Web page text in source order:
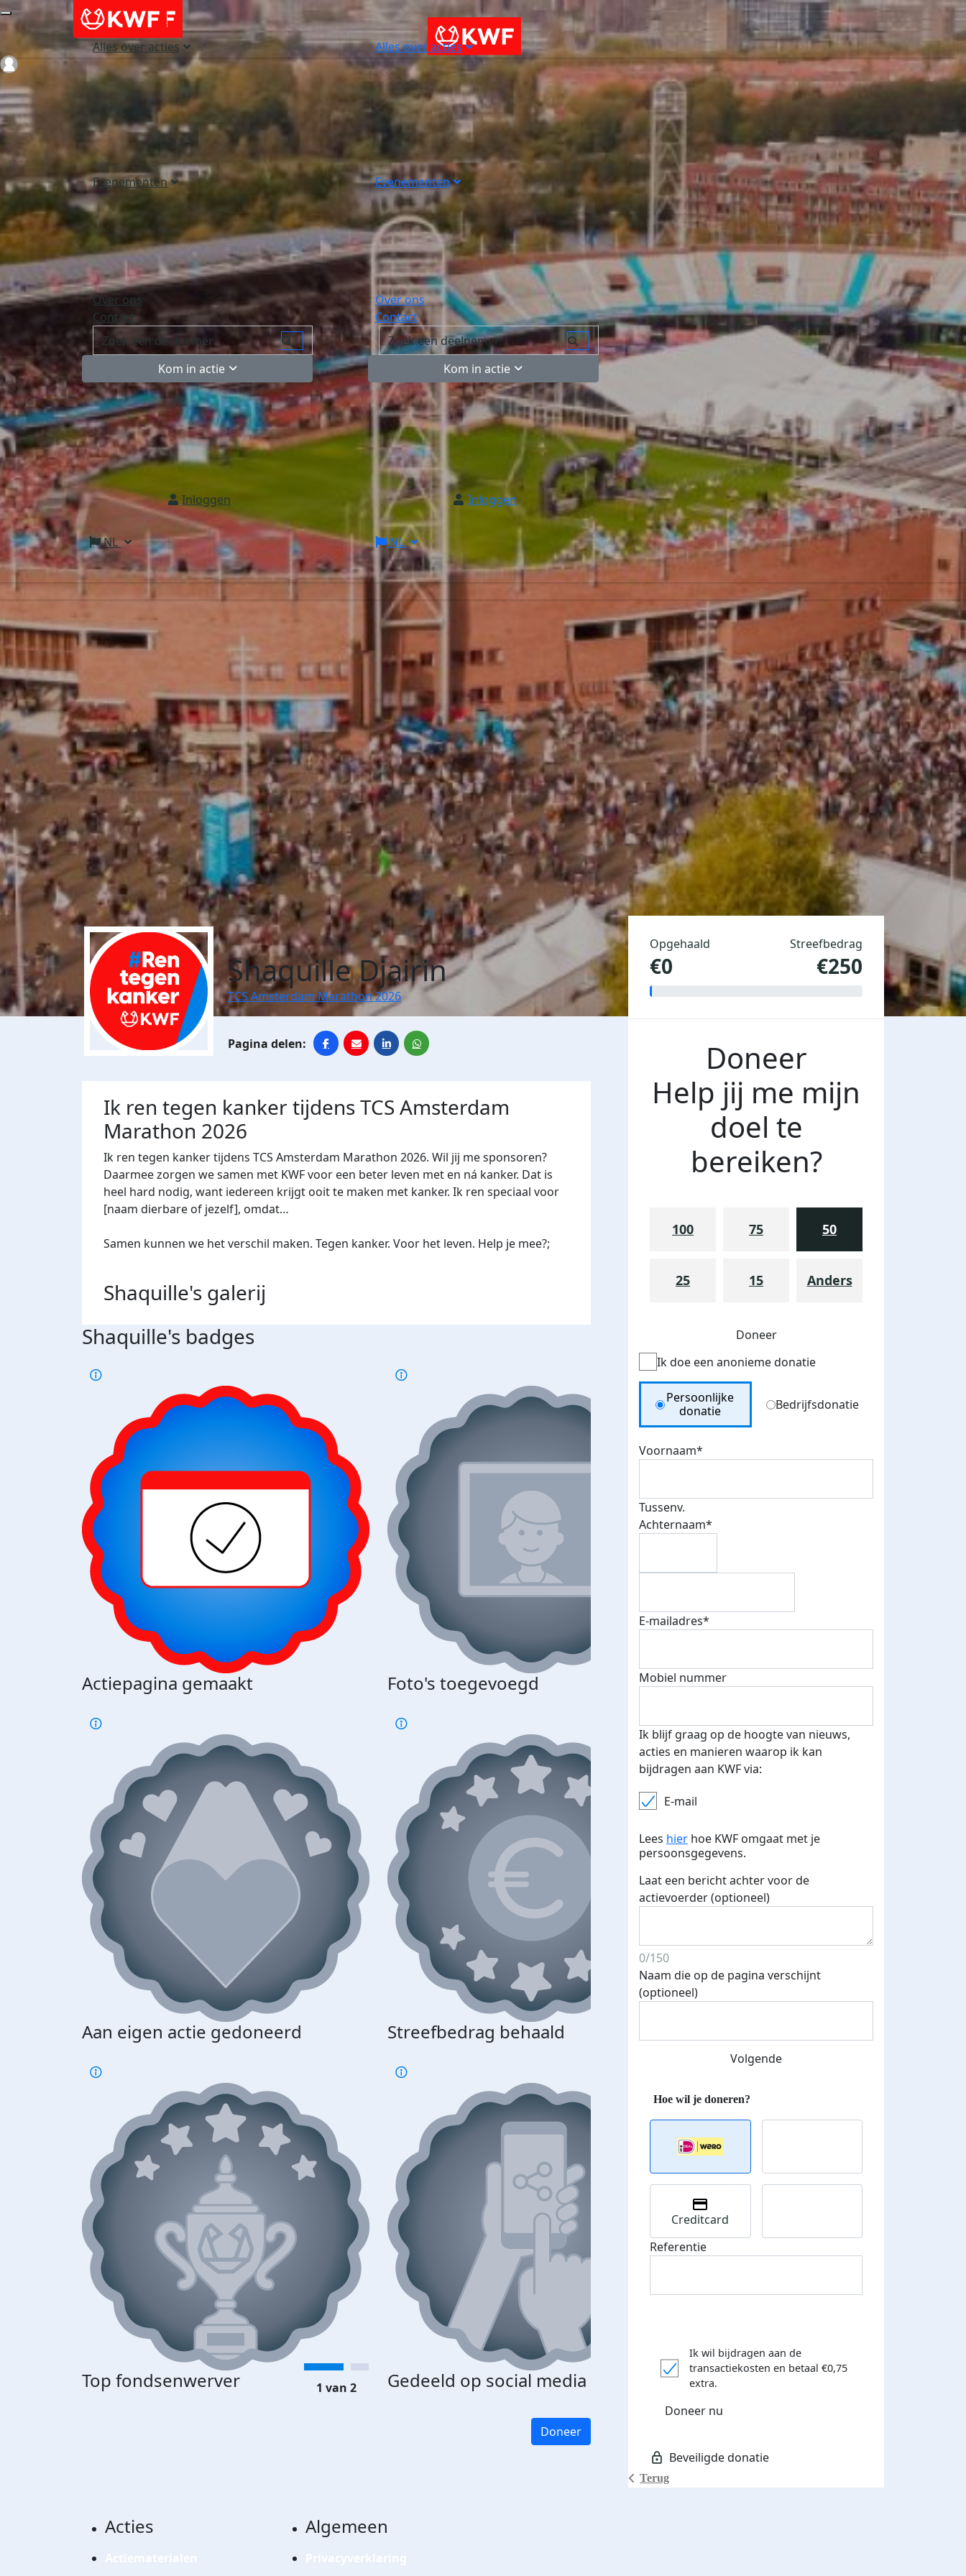
Alles over acties
Evenementen
Over ons
Contact
Kom in actie
Inloggen
NL
Alles over acties
Evenementen
Over ons
Contact
Kom in actie
Inloggen
NL
Login
Shaquille Djairin
TCS Amsterdam Marathon 2026
Ik ren tegen kanker tijdens TCS Amsterdam
Marathon 2026
Ik ren tegen kanker tijdens TCS Amsterdam Marathon 2026. Wil jij me sponsoren?
Daarmee zorgen we samen met KWF voor een beter leven met en ná kanker. Dat is
heel hard nodig, want iedereen krijgt ooit te maken met kanker. Ik ren speciaal voor
[naam dierbare of jezelf], omdat…
Samen kunnen we het verschil maken. Tegen kanker. Voor het leven. Help je mee?;
Shaquille's galerij
Shaquille's badges
Actiepagina gemaakt Foto's toegevoegd E-mails verstuurd
Aan eigen actie gedoneerd Streefbedrag behaald
Top fondsenwerver Gedeeld op social media Donateurs bedankt
€500 euro opgehaald: t-shirt
1 van 2
Doneer
Opgehaald
€0
Streefbedrag
€250
Doneer
Help jij me mijn
doel te
bereiken?
100 75 50
25 15 Anders
Doneer
Ik doe een anonieme donatie
Donation Type
Persoonlijke
donatie
Bedrijfsdonatie
Voornaam*
Tussenv.
Achternaam*
E-mailadres*
Mobiel nummer
Ik blijf graag op de hoogte van nieuws,
acties en manieren waarop ik kan
bijdragen aan KWF via:
E-mail
Lees hier hoe KWF omgaat met je
persoonsgegevens.
Laat een bericht achter voor de
actievoerder (optioneel)
0/150
Naam die op de pagina verschijnt
(optioneel)
Volgende
Terug
Creditcard
Referentie
Ik wil bijdragen aan de
transactiekosten en betaal €0,75
extra.
Doneer nu
Acties Algemeen